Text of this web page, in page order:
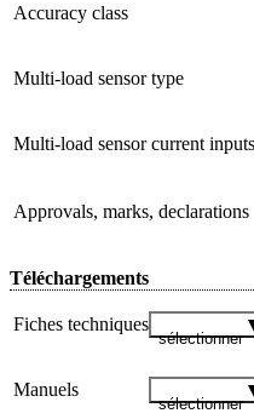
Accuracy class
Multi-load sensor type
Multi-load sensor current inputs
Approvals, marks, declarations
Téléchargements
Fiches techniques
sélectionner
Manuels
sélectionner